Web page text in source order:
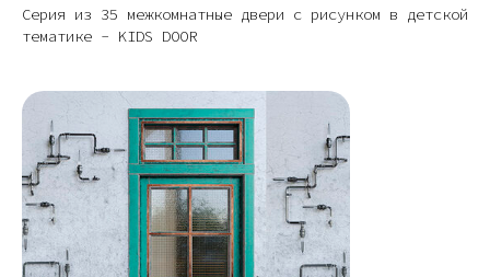
Серия из 35 межкомнатные двери с рисунком в детской
тематике - KIDS DOOR